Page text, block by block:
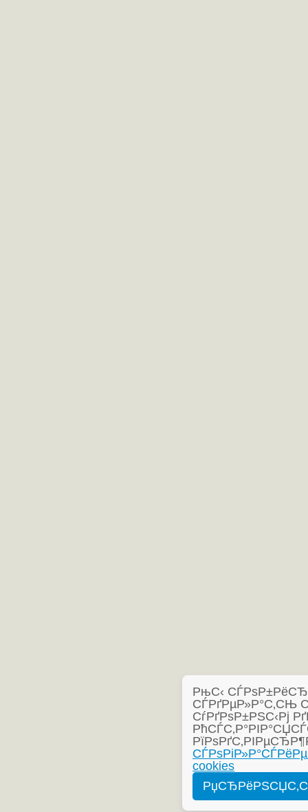
РњС‹
СЃРґРµР»Р°С‚СЊ
СѓРґРѕР±РЅС‹Рј
cookies